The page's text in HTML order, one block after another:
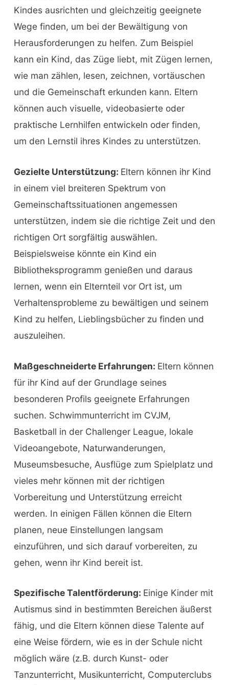
Kindes ausrichten und gleichzeitig geeignete
Wege finden, um bei der Bewältigung von
Herausforderungen zu helfen. Zum Beispiel
kann ein Kind, das Züge liebt, mit Zügen lernen,
wie man zählen, lesen, zeichnen, vortäuschen
und die Gemeinschaft erkunden kann. Eltern
können auch visuelle, videobasierte oder
praktische Lernhilfen entwickeln oder finden,
um den Lernstil ihres Kindes zu unterstützen.
Gezielte Unterstützung: Eltern können ihr Kind
in einem viel breiteren Spektrum von
Gemeinschaftssituationen angemessen
unterstützen, indem sie die richtige Zeit und den
richtigen Ort sorgfältig auswählen.
Beispielsweise könnte ein Kind ein
Bibliotheksprogramm genießen und daraus
lernen, wenn ein Elternteil vor Ort ist, um
Verhaltensprobleme zu bewältigen und seinem
Kind zu helfen, Lieblingsbücher zu finden und
auszuleihen.
Maßgeschneiderte Erfahrungen: Eltern können
für ihr Kind auf der Grundlage seines
besonderen Profils geeignete Erfahrungen
suchen. Schwimmunterricht im CVJM,
Basketball in der Challenger League, lokale
Videoangebote, Naturwanderungen,
Museumsbesuche, Ausflüge zum Spielplatz und
vieles mehr können mit der richtigen
Vorbereitung und Unterstützung erreicht
werden. In einigen Fällen können die Eltern
planen, neue Einstellungen langsam
einzuführen, und sich darauf vorbereiten, zu
gehen, wenn ihr Kind bereit ist.
Spezifische Talentförderung: Einige Kinder mit
Autismus sind in bestimmten Bereichen äußerst
fähig, und die Eltern können diese Talente auf
eine Weise fördern, wie es in der Schule nicht
möglich wäre (z.B. durch Kunst- oder
Tanzunterricht, Musikunterricht, Computerclubs